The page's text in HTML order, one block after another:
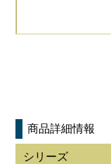
商品詳細情報
シリーズ